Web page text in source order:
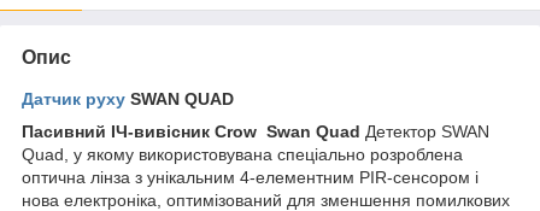
Опис
Датчик руху SWAN QUAD
Пасивний ІЧ-вивісник Crow Swan Quad Детектор SWAN
Quad, у якому використовувана спеціально розроблена
оптична лінза з унікальним 4-елементним PIR-сенсором і
нова електроніка, оптимізований для зменшення помилкових